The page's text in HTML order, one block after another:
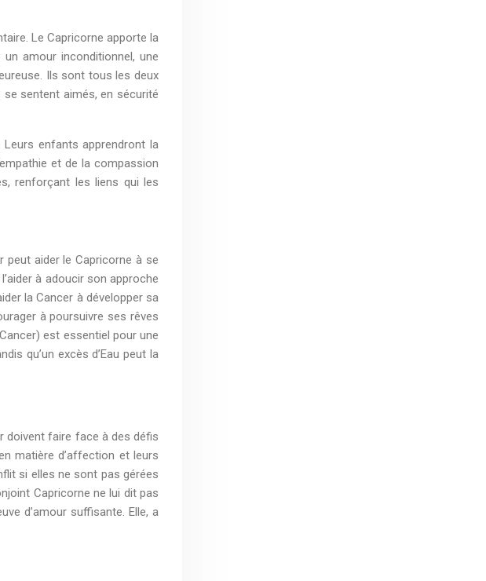
Le Capricorne apporte la
amour inconditionnel, une
Ils sont tous les deux
sentent aimés, en sécurité
Leurs enfants apprendront la
et de la compassion
renforçant les liens qui les
aider le Capricorne à se
à adoucir son approche
la Cancer à développer sa
à poursuivre ses rêves
est essentiel pour une
qu’un excès d’Eau peut la
doivent faire face à des défis
matière d’affection et leurs
si elles ne sont pas gérées
Capricorne ne lui dit pas
d’amour suffisante. Elle, a